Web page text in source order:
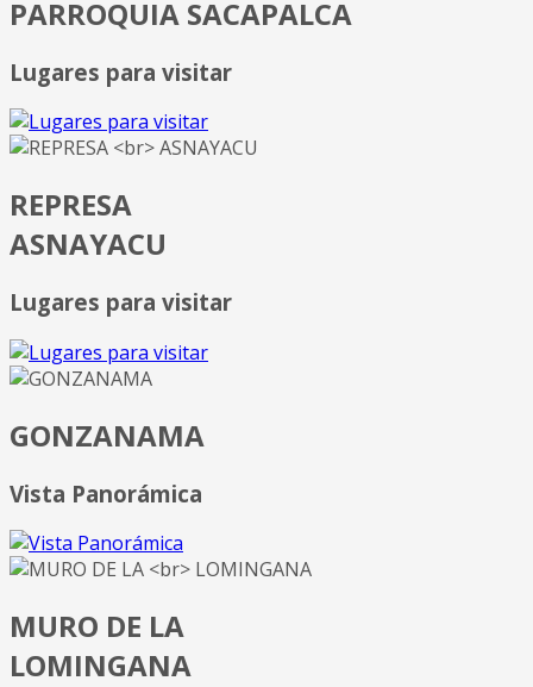
PARROQUIA SACAPALCA
Lugares para visitar
REPRESA
ASNAYACU
Lugares para visitar
GONZANAMA
Vista Panorámica
MURO DE LA
LOMINGANA